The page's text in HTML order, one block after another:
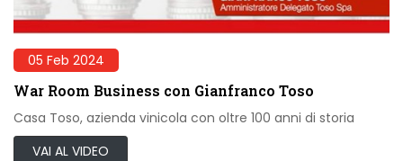
05 Feb 2024
War Room Business con Gianfranco Toso
Casa Toso, azienda vinicola con oltre 100 anni di storia
VAI AL VIDEO